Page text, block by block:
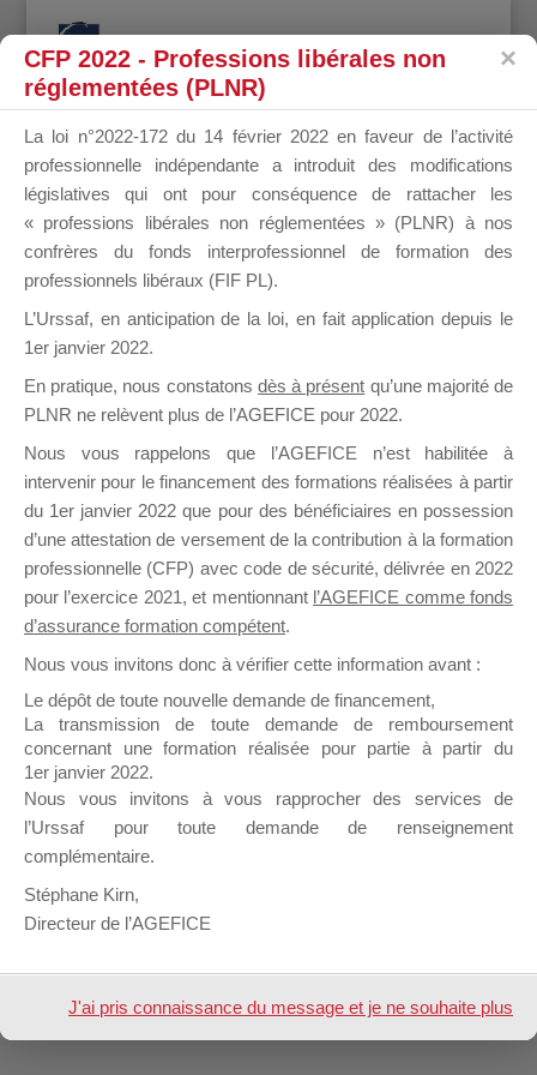
Mot-clé du sujet : Autre
formateur
Accueil OF › Forums › Mot-clé du sujet : Autre formateur
1 sujet (sur un total de 1)
ParticipantsMessagesDernière
publication
Mise en pratique
Démarré par :ALFORDIF
dans :Mallette du Dirigeant
2 2
il y a 10
années et
5 mois
Modération
AGEFICE
1 sujet (sur un total de 1)
Design de
CFP 2022 - Professions libérales non
réglementées (PLNR)
La loi n°2022-172 du 14 février 2022 en faveur de l’activité
professionnelle indépendante a introduit des modifications
législatives qui ont pour conséquence de rattacher les
« professions libérales non réglementées » (PLNR) à nos
confrères du fonds interprofessionnel de formation des
professionnels libéraux (FIF PL).
L’Urssaf, en anticipation de la loi, en fait application depuis le
1er janvier 2022.
En pratique, nous constatons dès à présent qu’une majorité de
PLNR ne relèvent plus de l’AGEFICE pour 2022.
Nous vous rappelons que l’AGEFICE n’est habilitée à
intervenir pour le financement des formations réalisées à partir
du 1er janvier 2022 que pour des bénéficiaires en possession
d’une attestation de versement de la contribution à la formation
professionnelle (CFP) avec code de sécurité, délivrée en 2022
pour l’exercice 2021, et mentionnant l’AGEFICE comme fonds
d’assurance formation compétent.
Nous vous invitons donc à vérifier cette information avant :
Le dépôt de toute nouvelle demande de financement,
La transmission de toute demande de remboursement
concernant une formation réalisée pour partie à partir du
1er janvier 2022.
Nous vous invitons à vous rapprocher des services de
l’Urssaf pour toute demande de renseignement
complémentaire.
Stéphane Kirn,
Directeur de l’AGEFICE
J'ai pris connaissance du message et je ne souhaite plus